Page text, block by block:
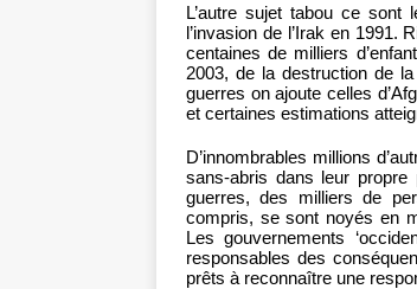
L’autre sujet tabou ce
l’invasion de l’Irak en
centaines de milliers
2003, de la destruction de
guerres on ajoute celles
et certaines estimations
D’innombrables millions
sans-abris dans leur
guerres, des milliers de
compris, se sont noyés en
Les gouvernements
responsables des
prêts à reconnaître une